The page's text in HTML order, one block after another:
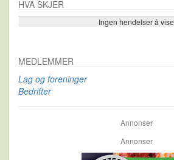
HVA SKJER
Ingen hendelser å vise
Se flere…
MEDLEMMER
Lag og foreninger
Bedrifter
Annonser
Annonser